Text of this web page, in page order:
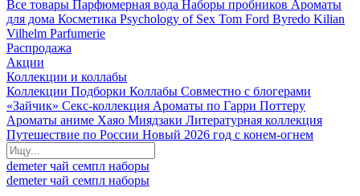
Все товары Парфюмерная вода Наборы пробников Ароматы
для дома Косметика Psychology of Sex Tom Ford Byredo Kilian
Vilhelm Parfumerie
Распродажа
Акции
Коллекции и коллабы
Коллекции Подборки Коллабы Совместно с блогерами
«Зайчик» Секс-коллекция Ароматы по Гарри Поттеру
Ароматы аниме Хаяо Миядзаки Литературная коллекция
Путешествие по России Новый 2026 год с конем-огнем
demeterчай семпл наборы
demeterчай семпл наборы